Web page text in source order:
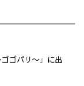
ゴパリ～」に出